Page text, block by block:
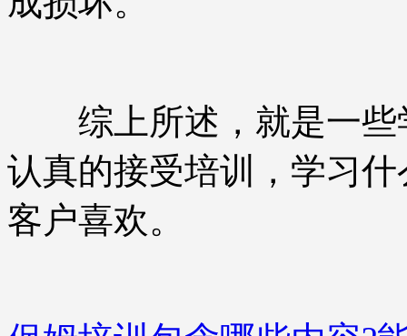
综上所述，就是一些
认真的接受培训，学习
客户喜欢。